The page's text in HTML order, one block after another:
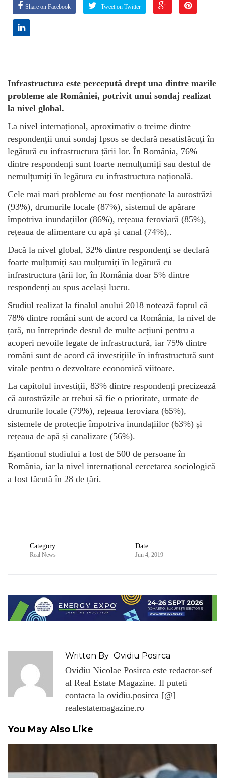
Share on Facebook Tweet on Twitter
Infrastructura este percepută drept una dintre marile
probleme ale României, potrivit unui sondaj realizat
la nivel global.
La nivel internațional, aproximativ o treime dintre
respondenții unui sondaj Ipsos se declară nesatisfăcuți în
legătură cu infrastructura țării lor. În România, 76%
dintre respondenți sunt foarte nemulțumiți sau destul de
nemulțumiți în legătura cu infrastructura națională.
Cele mai mari probleme au fost menționate la autostrăzi
(93%), drumurile locale (87%), sistemul de apărare
împotriva inundațiilor (86%), rețeaua feroviară (85%),
rețeaua de alimentare cu apă și canal (74%),.
Dacă la nivel global, 32% dintre respondenți se declară
foarte mulțumiți sau mulțumiți în legătură cu
infrastructura țării lor, în România doar 5% dintre
respondenți au spus același lucru.
Studiul realizat la finalul anului 2018 notează faptul că
78% dintre români sunt de acord ca România, la nivel de
țară, nu întreprinde destul de multe acțiuni pentru a
acoperi nevoile legate de infrastructură, iar 75% dintre
români sunt de acord că investițiile în infrastructură sunt
vitale pentru o dezvoltare economică viitoare.
La capitolul investiții, 83% dintre respondenți precizează
că autostrăzile ar trebui să fie o prioritate, urmate de
drumurile locale (79%), rețeaua feroviara (65%),
sistemele de protecție împotriva inundațiilor (63%) și
rețeaua de apă și canalizare (56%).
Eșantionul studiului a fost de 500 de persoane în
România, iar la nivel internațional cercetarea sociologică
a fost făcută în 28 de țări.
Category
Real News
Date
Jun 4, 2019
Written By Ovidiu Posirca
Ovidiu Nicolae Posirca este redactor-sef
al Real Estate Magazine. Il puteti
contacta la ovidiu.posirca [@]
realestatemagazine.ro
You May Also Like